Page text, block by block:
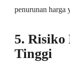
penurunan harga
5. Risiko
Tinggi